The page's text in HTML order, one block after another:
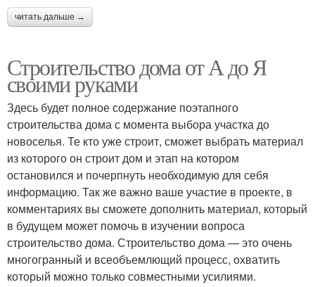
читать дальше →
Строительство дома от А до Я
своими руками
Здесь будет полное содержание поэтапного
строительства дома с момента выбора участка до
новоселья. Те кто уже строит, сможет выбрать материал
из которого он строит дом и этап на котором
остановился и почерпнуть необходимую для себя
информацию. Так же важно ваше участие в проекте, в
комментариях вы сможете дополнить материал, который
в будущем может помочь в изучении вопроса
строительство дома. Строительство дома — это очень
многогранный и всеобъемлющий процесс, охватить
который можно только совместными усилиями.